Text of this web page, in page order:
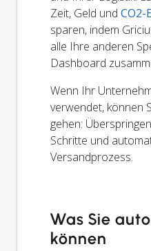
Zeit, Geld und CO2-
sparen, indem
alle Ihre anderen
Dashboard
Wenn Ihr
verwendet, können
gehen:
Schritte und
Versandprozess.
Was Sie
können